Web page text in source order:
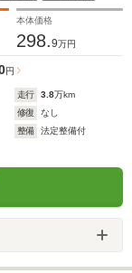
本体価格
298.9万円
円
走行 3.8万km
修復
なし
整備
法定整備付